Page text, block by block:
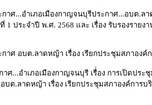
กาศ...อำเภอเมืองกาญจนบุรีประกาศ...อบต.ล
1 ประจำปี พ.ศ. 2568 และ เรื่อง รับรองรา
กาศ อบต.ลาดหญ้า เรื่อง เรียกประชุมสภาอง
าศ...อำเภอเมืองกาญจนบุรี เรื่่อง การเปิดป
อบต.ลาดหญ้า เรื่อง เรียกประชุมสภาองค์กา